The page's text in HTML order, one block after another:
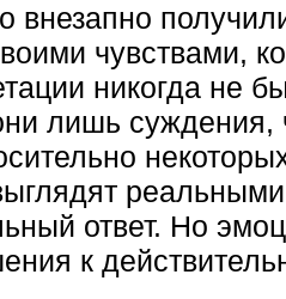
внезапно
чувствами,
никогда не
лишь суждения,
ответ. Но
к